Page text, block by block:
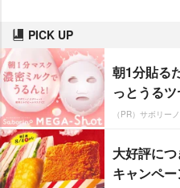
PICK UP
朝1分貼る
っとうる
（PR）サボリーノ
大好評に
キャンペ